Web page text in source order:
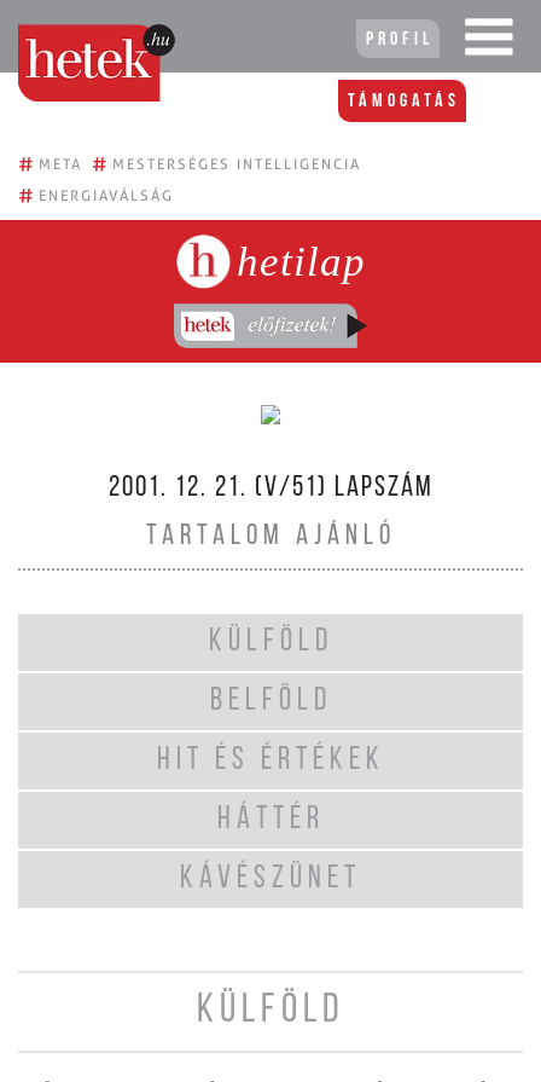
Profil
Támogatás
# META # MESTERSÉGES INTELLIGENCIA
# ENERGIAVÁLSÁG
hetilap
2001. 12. 21. (V/51) LAPSZÁM
TARTALOM AJÁNLÓ
KÜLFÖLD
BELFÖLD
HIT ÉS ÉRTÉKEK
HÁTTÉR
KÁVÉSZÜNET
KÜLFÖLD